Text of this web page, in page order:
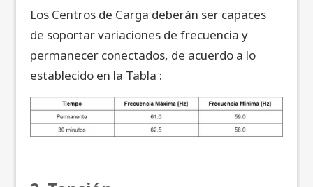
Los Centros de Carga deberán ser capaces
de soportar variaciones de frecuencia y
permanecer conectados, de acuerdo a lo
establecido en la Tabla :